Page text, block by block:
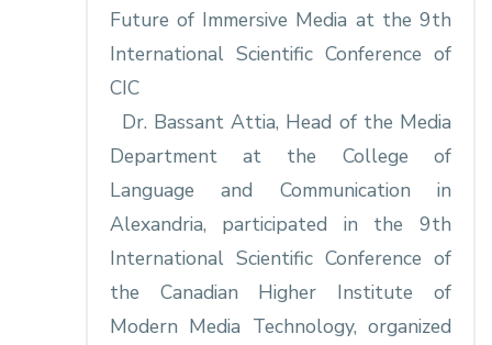
Future of Immersive Media at the 9th
International Scientific Conference of
CIC
Dr. Bassant Attia, Head of the Media
Department at the College of
Language and Communication in
Alexandria, participated in the 9th
International Scientific Conference of
the Canadian Higher Institute of
Modern Media Technology, organized